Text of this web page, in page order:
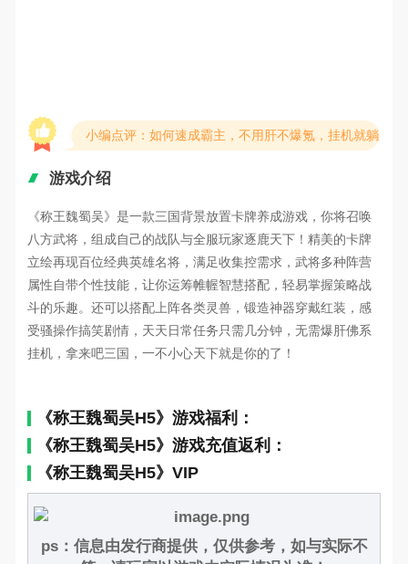
小编点评：如何速成霸主，不用肝不爆氪，挂机就躺赢
游戏介绍
《称王魏蜀吴》是一款三国背景放置卡牌养成游戏，你将召唤
八方武将，组成自己的战队与全服玩家逐鹿天下！精美的卡牌
立绘再现百位经典英雄名将，满足收集控需求，武将多种阵营
属性自带个性技能，让你运筹帷幄智慧搭配，轻易掌握策略战
斗的乐趣。还可以搭配上阵各类灵兽，锻造神器穿戴红装，感
受骚操作搞笑剧情， 天天日常任务只需几分钟，无需爆肝佛系
挂机，拿来吧三国，一不小心天下就是你的了！
《称王魏蜀吴H5》游戏福利：
《称王魏蜀吴H5》游戏充值返利：
《称王魏蜀吴H5》VIP
ps：信息由发行商提供，仅供参考，如与实际不